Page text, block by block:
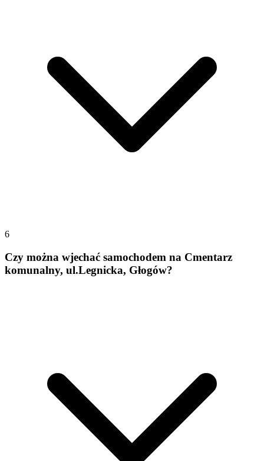
6
Czy można wjechać samochodem na Cmentarz
komunalny, ul.Legnicka, Głogów?